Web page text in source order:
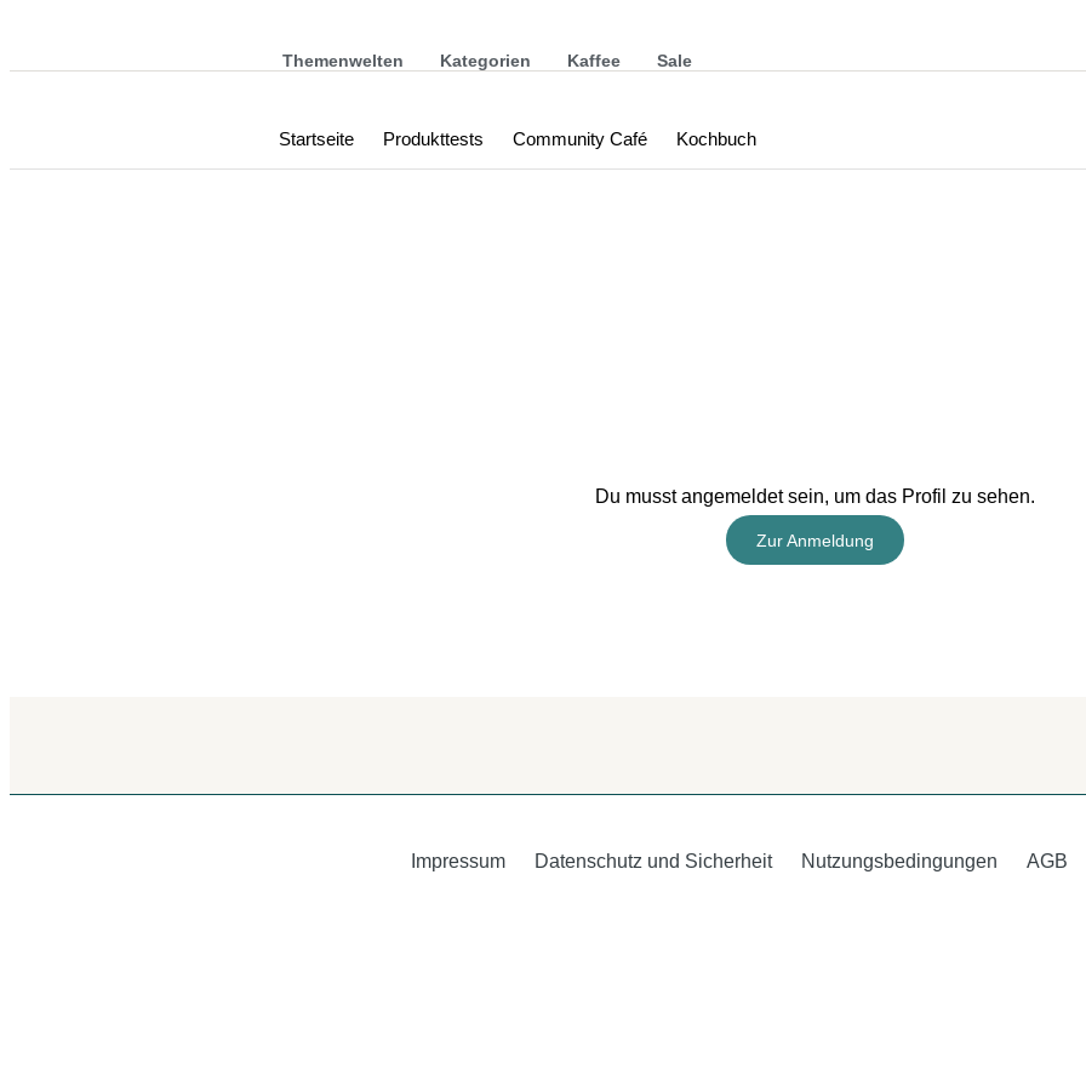
Themenwelten Kategorien Kaffee Sale
Startseite Produkttests Community Café Kochbuch
Du musst angemeldet sein, um das Profil zu sehen.
Zur Anmeldung
Impressum Datenschutz und Sicherheit Nutzungsbedingungen AGB